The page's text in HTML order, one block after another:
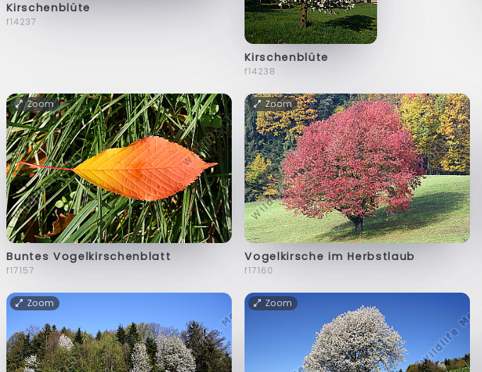
Kirschenblüte
f14237
Kirschenblüte
f14238
Zoom
Buntes Vogelkirschenblatt
f17157
Zoom
Vogelkirsche im Herbstlaub
f17160
Zoom Zoom